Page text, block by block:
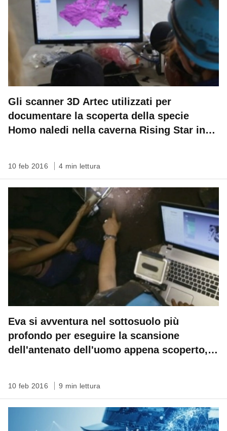
Gli scanner 3D Artec utilizzati per
documentare la scoperta della specie
Homo naledi nella caverna Rising Star in
10 feb 2016 4 min lettura
Eva si avventura nel sottosuolo più
profondo per eseguire la scansione
dell'antenato dell'uomo appena scoperto,
10 feb 2016 9 min lettura